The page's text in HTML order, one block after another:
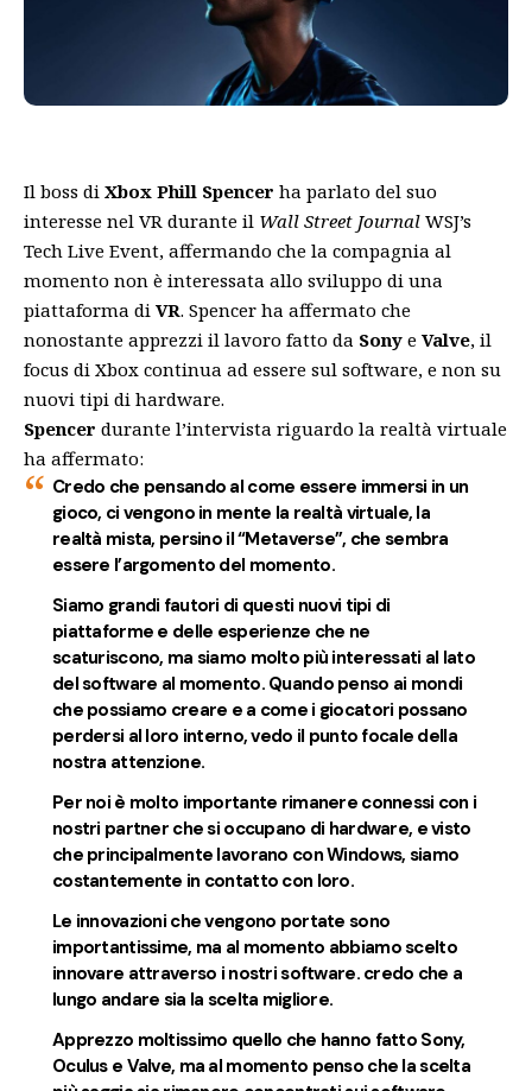
Il boss di Xbox Phill Spencer ha parlato del suo
interesse nel VR durante il Wall Street Journal WSJ’s
Tech Live Event, affermando che la compagnia al
momento non è interessata allo sviluppo di una
piattaforma di VR. Spencer ha affermato che
nonostante apprezzi il lavoro fatto da Sony e Valve, il
focus di Xbox continua ad essere sul software, e non su
nuovi tipi di hardware.
Spencer durante l’intervista riguardo la realtà virtuale
ha affermato:
Credo che pensando al come essere immersi in un
gioco, ci vengono in mente la realtà virtuale, la
realtà mista, persino il “Metaverse”, che sembra
essere l’argomento del momento.
Siamo grandi fautori di questi nuovi tipi di
piattaforme e delle esperienze che ne
scaturiscono, ma siamo molto più interessati al lato
del software al momento. Quando penso ai mondi
che possiamo creare e a come i giocatori possano
perdersi al loro interno, vedo il punto focale della
nostra attenzione.
Per noi è molto importante rimanere connessi con i
nostri partner che si occupano di hardware, e visto
che principalmente lavorano con Windows, siamo
costantemente in contatto con loro.
Le innovazioni che vengono portate sono
importantissime, ma al momento abbiamo scelto
innovare attraverso i nostri software. credo che a
lungo andare sia la scelta migliore.
Apprezzo moltissimo quello che hanno fatto Sony,
Oculus e Valve, ma al momento penso che la scelta